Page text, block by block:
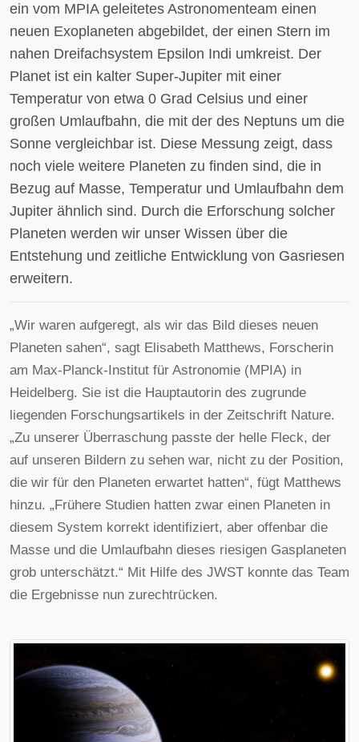
ein vom MPIA geleitetes Astronomenteam einen
neuen Exoplaneten abgebildet, der einen Stern im
nahen Dreifachsystem Epsilon Indi umkreist. Der
Planet ist ein kalter Super-Jupiter mit einer
Temperatur von etwa 0 Grad Celsius und einer
großen Umlaufbahn, die mit der des Neptuns um die
Sonne vergleichbar ist. Diese Messung zeigt, dass
noch viele weitere Planeten zu finden sind, die in
Bezug auf Masse, Temperatur und Umlaufbahn dem
Jupiter ähnlich sind. Durch die Erforschung solcher
Planeten werden wir unser Wissen über die
Entstehung und zeitliche Entwicklung von Gasriesen
erweitern.
„Wir waren aufgeregt, als wir das Bild dieses neuen
Planeten sahen“, sagt Elisabeth Matthews, Forscherin
am Max-Planck-Institut für Astronomie (MPIA) in
Heidelberg. Sie ist die Hauptautorin des zugrunde
liegenden Forschungsartikels in der Zeitschrift Nature.
„Zu unserer Überraschung passte der helle Fleck, der
auf unseren Bildern zu sehen war, nicht zu der Position,
die wir für den Planeten erwartet hatten“, fügt Matthews
hinzu. „Frühere Studien hatten zwar einen Planeten in
diesem System korrekt identifiziert, aber offenbar die
Masse und die Umlaufbahn dieses riesigen Gasplaneten
grob unterschätzt.“ Mit Hilfe des JWST konnte das Team
die Ergebnisse nun zurechtrücken.